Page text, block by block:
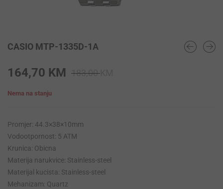
CASIO MTP-1335D-1A
183,00
164,70 KM
Nema na stanju
Promjer: 44.3×38×10mm
Vodootpornost: 5 ATM
Krunica: Obicna
Materija narukvice: Stainless-steel
Materijal kucista: Stainless-steel
Mehanizam: Quartz